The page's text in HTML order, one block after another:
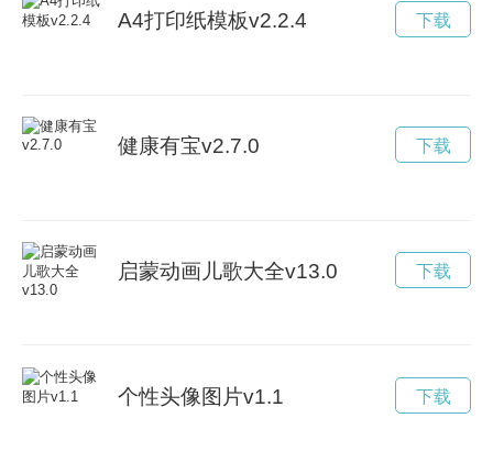
A4打印纸模板v2.2.4 下载
健康有宝v2.7.0 下载
启蒙动画儿歌大全v13.0 下载
个性头像图片v1.1 下载